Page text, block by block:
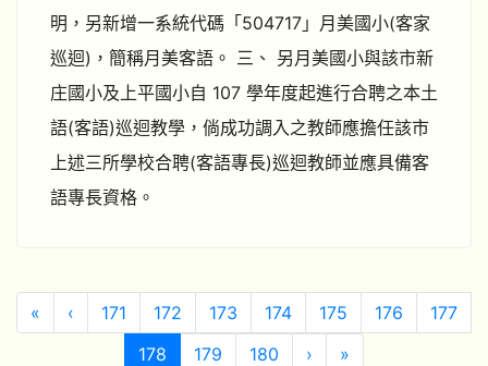
明，另新增一系統代碼「504717」月美國小(客家
巡迴)，簡稱月美客語。 三、 另月美國小與該市新
庄國小及上平國小自 107 學年度起進行合聘之本土
語(客語)巡迴教學，倘成功調入之教師應擔任該市
上述三所學校合聘(客語專長)巡迴教師並應具備客
語專長資格。
« 第一頁
‹ 上一頁
171 172 173 174 175 176
177
178(目前頁次)
179 180 ›下一頁
»最後頁